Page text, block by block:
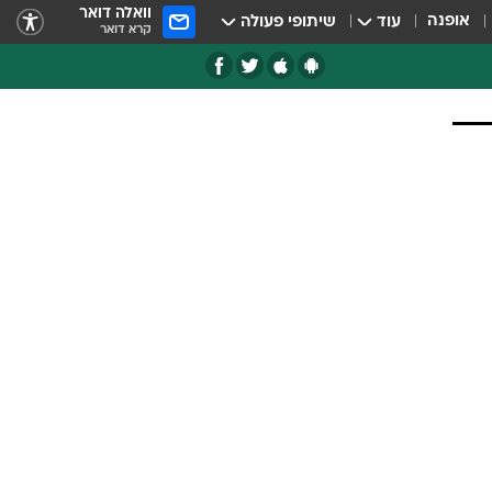
אופנה עוד שיתופי פעולה וואלה דואר
קרא דואר